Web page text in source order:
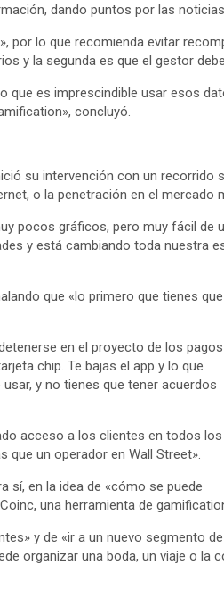
dando puntos por las
lo que recomienda evitar
y la segunda es que el gestor
es imprescindible usar esos
concluyó.
su intervención con un
o la penetración en el mercado
pocos gráficos, pero muy fácil de
y está cambiando toda nuestra
que «lo primero que tienes que
en el proyecto de los pagos
chip. Te bajas el app y lo que
y no tienes que tener acuerdos
acceso a los clientes en todos los
que un operador en Wall Street».
sí, en la idea de «cómo se puede
una herramienta de
y de «ir a un nuevo segmento
organizar una boda, un viaje o la